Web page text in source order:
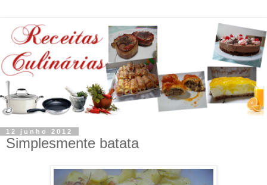
12 junho 2012
Simplesmente batata